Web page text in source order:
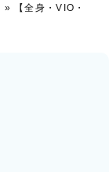
»
【全身・VIO・